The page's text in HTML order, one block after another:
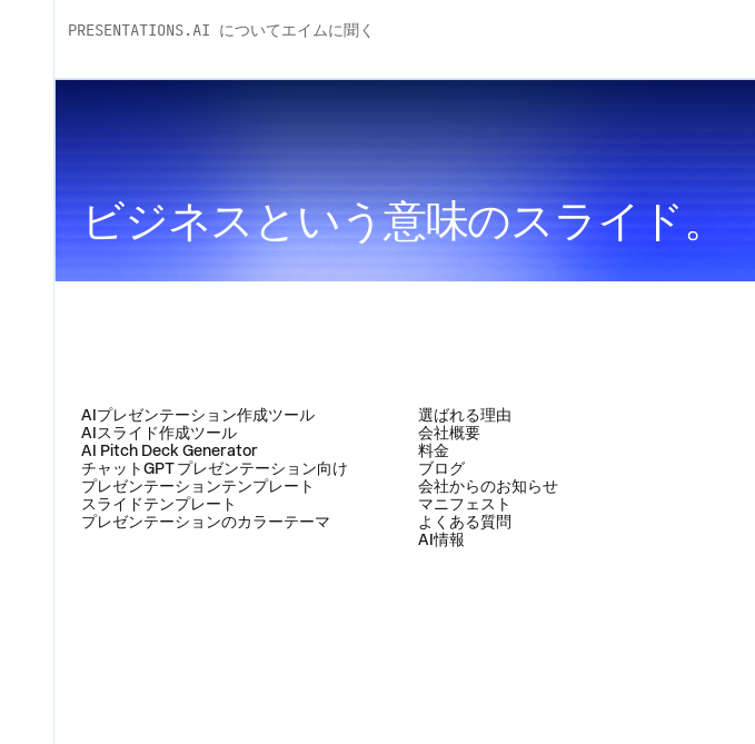
PRESENTATIONS.AI についてエイムに聞く
ビジネスという意味のスライド。
AIプレゼンテーション作成ツール
AIスライド作成ツール
AI Pitch Deck Generator
チャットGPT プレゼンテーション向け
プレゼンテーションテンプレート
スライドテンプレート
プレゼンテーションのカラーテーマ
選ばれる理由
会社概要
料金
ブログ
会社からのお知らせ
マニフェスト
よくある質問
AI情報